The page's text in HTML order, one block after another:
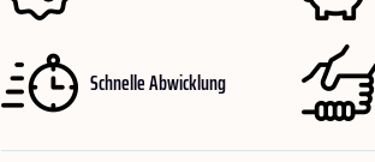
Schnelle Abwicklung